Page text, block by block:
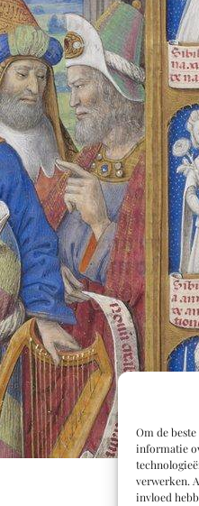
Om de
informatie
verwerken.
invloed